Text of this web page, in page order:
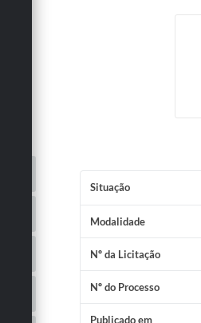
Situação
Modalidade
Nº da Licitação
Nº do Processo
Publicado em